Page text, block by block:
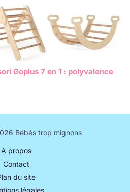
Goplus 7 en 1 : polyvalence
Bébés trop mignons
A propos
Contact
du site
légales